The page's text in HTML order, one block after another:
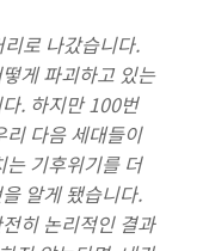
로 나갔습니다.
게 파괴하고 있는
. 하지만 100번
리 다음 세대들이
는 기후위기를 더
알게 됐습니다.
히 논리적인 결과